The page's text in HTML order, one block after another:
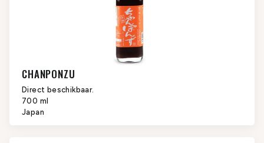
CHANPONZU
Direct beschikbaar.
700 ml
Japan